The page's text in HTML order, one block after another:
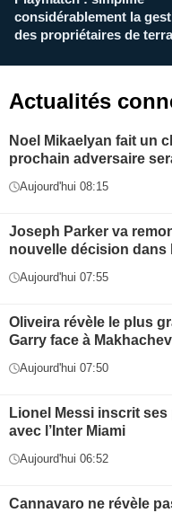
considérablement la
des propriétaires de
Actualités
Noel Mikaelyan fait un
prochain adversaire
Aujourd'hui 08:15
Joseph Parker va
nouvelle décision dans
Aujourd'hui 07:55
Oliveira révèle le plus
Garry face à Makhachev
Aujourd'hui 07:50
Lionel Messi inscrit
avec l’Inter Miami
Aujourd'hui 06:52
Cannavaro ne révèle